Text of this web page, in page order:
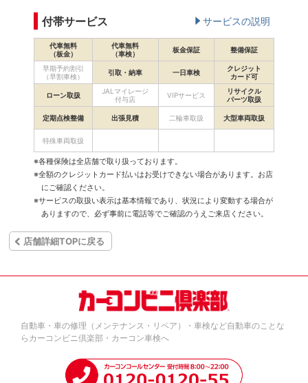
付帯サービス サービスの説明
代車無料
（板金）
代車無料
（車検）
板金保証 整備保証
早期予約割引
（早割車検）
引取・納車 一日車検
クレジット
カード可
ローン取扱
JALマイレージ
付与店
VIPサービス
リサイクル
パーツ取扱
定期点検整備 出張見積 二輪車取扱 大型車両取扱
特殊車両取扱
※各種保険は全店舗で取り扱っております。
※全額のクレジットカード払いはお受けできない場合があります。お店
にご確認ください。
※サービスの取扱い表示は基本情報であり、状況により変動する場合が
ありますので、必ず事前に電話等でご確認のうえご来店ください。
店舗詳細TOPに戻る
自動車・車の修理（メンテナンス・リペア）・車検など自動車のことな
らカーコンビニ倶楽部・カーコン車検へ